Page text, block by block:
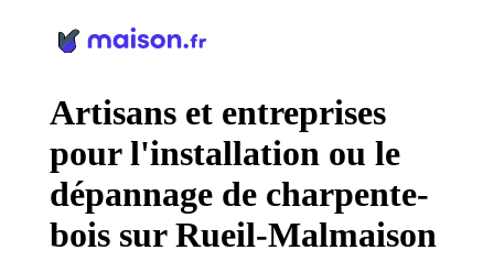
Artisans et entreprises
pour l'installation ou le
dépannage de charpente-
bois sur Rueil-Malmaison